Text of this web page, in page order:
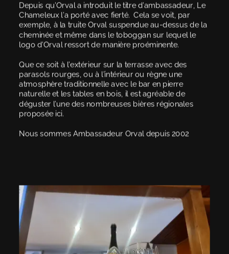
Depuis qu’Orval a introduit le titre d’ambassadeur, Le
Chameleux l’a porté avec fierté.  Cela se voit, par
exemple, à la truite Orval suspendue au-dessus de la
cheminée et même dans le toboggan sur lequel le
logo d’Orval ressort de manière proéminente.
Que ce soit à l’extérieur sur la terrasse avec des
parasols rourges, ou à l’intérieur ou règne une
atmosphère traditionnelle avec le bar en pierre
naturelle et les tables en bois, il est agréable de
déguster l’une des nombreuses bières régionales
proposée ici.
Nous sommes Ambassadeur Orval depuis 2002